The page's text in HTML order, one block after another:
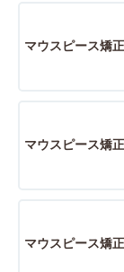
マウスピース矯
マウスピース矯
マウスピース矯